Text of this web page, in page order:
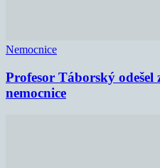
Nemocnice
Profesor Táborský odešel
nemocnice